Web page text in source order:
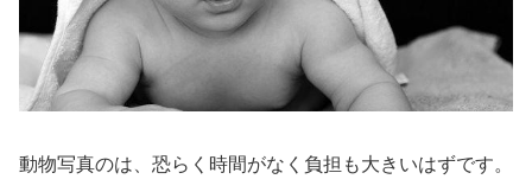
動物写真のは、恐らく時間がなく負担も大きいはずです。